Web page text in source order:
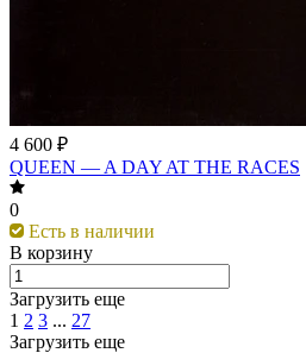
4 600 ₽
QUEEN — A DAY AT THE RACES
0
Есть в наличии
В корзину
Загрузить еще
1 2 3 ... 27
Загрузить еще